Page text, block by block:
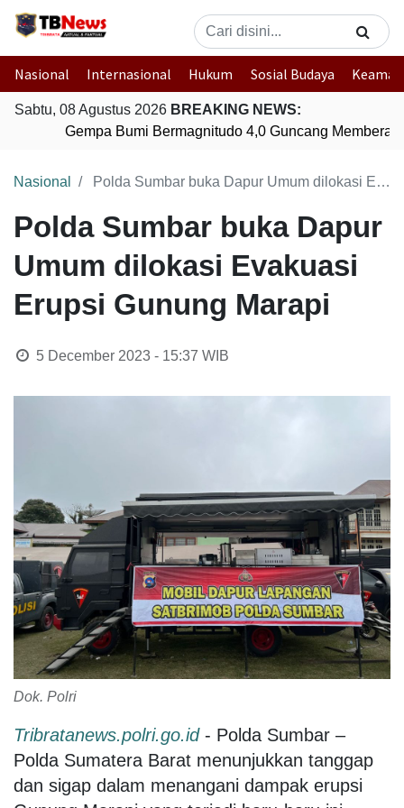
Nasional Internasional Hukum Sosial Budaya
Sabtu, 08 Agustus 2026 BREAKING NEWS:
Gempa Bumi Bermagnitudo 4,0 Guncang
Nasional Polda Sumbar buka Dapur Umum dilokasi Evakuasi Erupsi Gunung Marapi
Polda Sumbar buka Dapur
Umum dilokasi Evakuasi
Erupsi Gunung Marapi
5 December 2023 - 15:37 WIB
Dok. Polri
Tribratanews.polri.go.id- Polda Sumbar –
Polda Sumatera Barat menunjukkan tanggap
dan sigap dalam menangani dampak erupsi